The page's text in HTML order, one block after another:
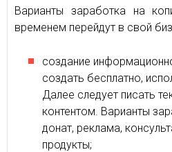
Варианты заработка на
временем перейдут в свой
создание
создать бесплатно,
Далее следует писать
контентом. Варианты
донат, реклама,
продукты;